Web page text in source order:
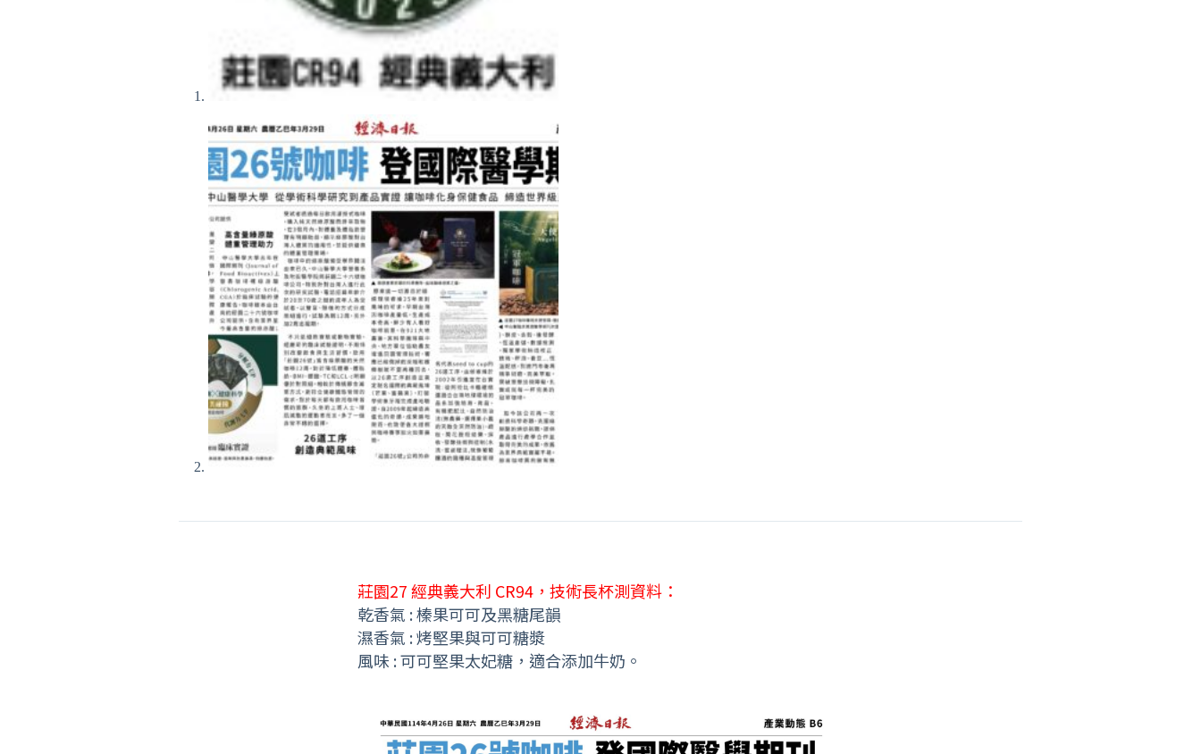
莊園27經典義大利 CR94 ，技術長杯測資料：
乾香氣 :榛果可可及黑糖尾韻
濕香氣 :烤堅果與可可糖漿
風味 :可可堅果太妃糖，適合添加牛奶。